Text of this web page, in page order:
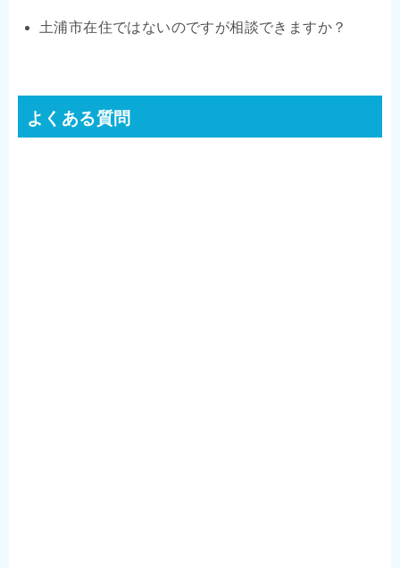
土浦市在住ではないのですが相談できますか？
よくある質問